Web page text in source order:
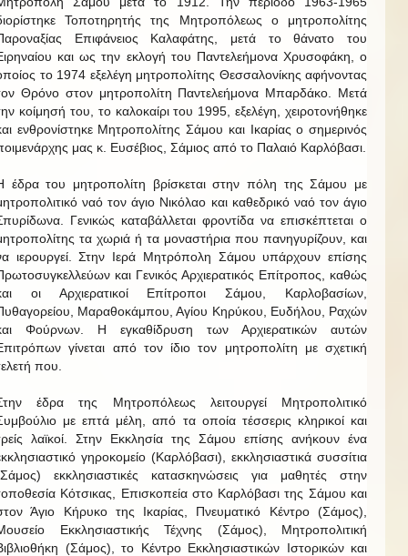
Τοποτηρητής της Μητροπόλεως ο μητροπολίτης
Επιφάνειος Καλαφάτης, μετά το θάνατο του
και ως την εκλογή του Παντελεήμονα Χρυσοφάκη, ο
το 1974 εξελέγη μητροπολίτης Θεσσαλονίκης αφήνοντας
Θρόνο στον μητροπολίτη Παντελεήμονα Μπαρδάκο. Μετά
κοίμησή του, το καλοκαίρι του 1995, εξελέγη, χειροτονήθηκε
ενθρονίστηκε Μητροπολίτης Σάμου και Ικαρίας ο σημερινός
μας κ. Ευσέβιος, Σάμιος από το Παλαιό Καρλόβασι.
έδρα του μητροπολίτη βρίσκεται στην πόλη της Σάμου με
ναό τον άγιο Νικόλαο και καθεδρικό ναό τον άγιο
Γενικώς καταβάλλεται φροντίδα να επισκέπτεται ο
τα χωριά ή τα μοναστήρια που πανηγυρίζουν, και
ιερουργεί. Στην Ιερά Μητρόπολη Σάμου υπάρχουν επίσης
και Γενικός Αρχιερατικός Επίτροπος, καθώς
οι Αρχιερατικοί Επίτροποι Σάμου, Καρλοβασίων,
Μαραθοκάμπου, Αγίου Κηρύκου, Ευδήλου, Ραχών
Φούρνων. Η εγκαθίδρυση των Αρχιερατικών αυτών
γίνεται από τον ίδιο τον μητροπολίτη με σχετική
που.
έδρα της Μητροπόλεως λειτουργεί Μητροπολιτικό
με επτά μέλη, από τα οποία τέσσερις κληρικοί και
λαϊκοί. Στην Εκκλησία της Σάμου επίσης ανήκουν ένα
γηροκομείο (Καρλόβασι), εκκλησιαστικά συσσίτια
εκκλησιαστικές κατασκηνώσεις για μαθητές στην
Κότσικας, Επισκοπεία στο Καρλόβασι της Σάμου και
Άγιο Κήρυκο της Ικαρίας, Πνευματικό Κέντρο (Σάμος),
Εκκλησιαστικής Τέχνης (Σάμος), Μητροπολιτική
(Σάμος), το Κέντρο Εκκλησιαστικών Ιστορικών και